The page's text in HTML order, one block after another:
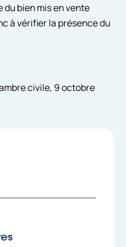
bien mis en vente
à vérifier la présence du
civile, 9 octobre